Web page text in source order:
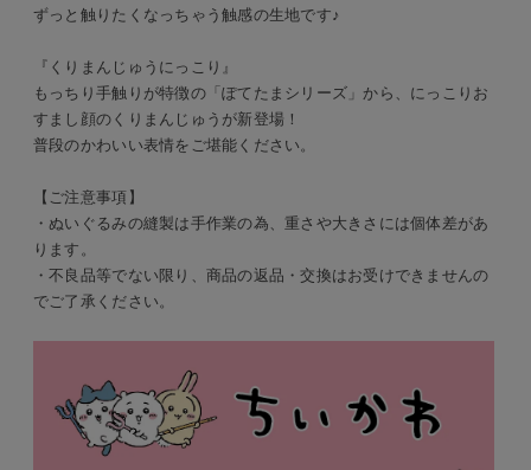
ずっと触りたくなっちゃう触感の生地です♪
『くりまんじゅうにっこり』
もっちり手触りが特徴の「ぽてたまシリーズ」から、にっこりお
すまし顔のくりまんじゅうが新登場！
普段のかわいい表情をご堪能ください。
【ご注意事項】
・ぬいぐるみの縫製は手作業の為、重さや大きさには個体差があ
ります。
・不良品等でない限り、商品の返品・交換はお受けできませんの
でご了承ください。